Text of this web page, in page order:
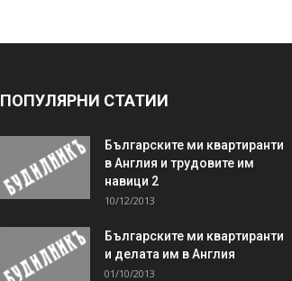
ПОПУЛЯРНИ СТАТИИ
Българските ми квартиранти
в Англия и трудовите им
навици 2
10/12/2013
Българските ми квартиранти
и делата им в Англия
01/10/2013